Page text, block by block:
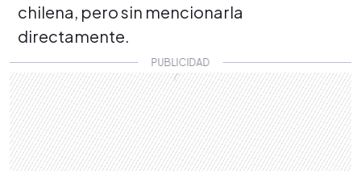
chilena, pero sin mencionarla
directamente.